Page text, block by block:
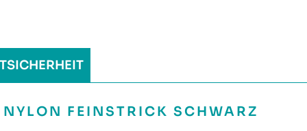
FEINSTRICK SCHWARZ